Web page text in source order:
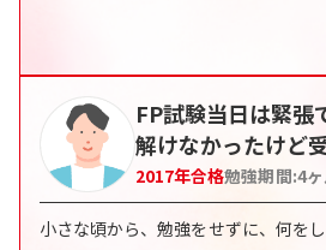
FP試験当日は緊張
解けなかったけど
2017年合格勉強期間:4
小さな頃から、勉強をせずに、何を